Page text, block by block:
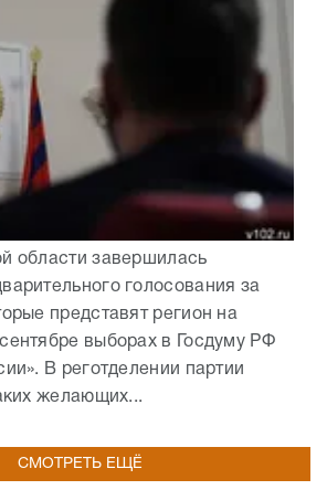
области завершилась
голосования за
представят регион на
выборах в Госдуму РФ
В реготделении партии
желающих...
СМОТРЕТЬ ЕЩЁ